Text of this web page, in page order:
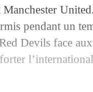
pendant un
Devils face
le vainqueur
prend 2